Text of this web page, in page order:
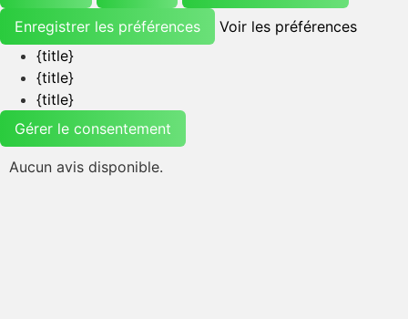
Enregistrer les préférences
Voir les préférences
{title}
{title}
{title}
Gérer le consentement
Aucun avis disponible.